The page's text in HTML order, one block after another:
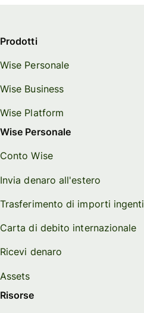
Prodotti
Wise Personale
Wise Business
Wise Platform
Wise Personale
Conto Wise
Invia denaro all'estero
Trasferimento di importi ingenti
Carta di debito internazionale
Ricevi denaro
Assets
Risorse